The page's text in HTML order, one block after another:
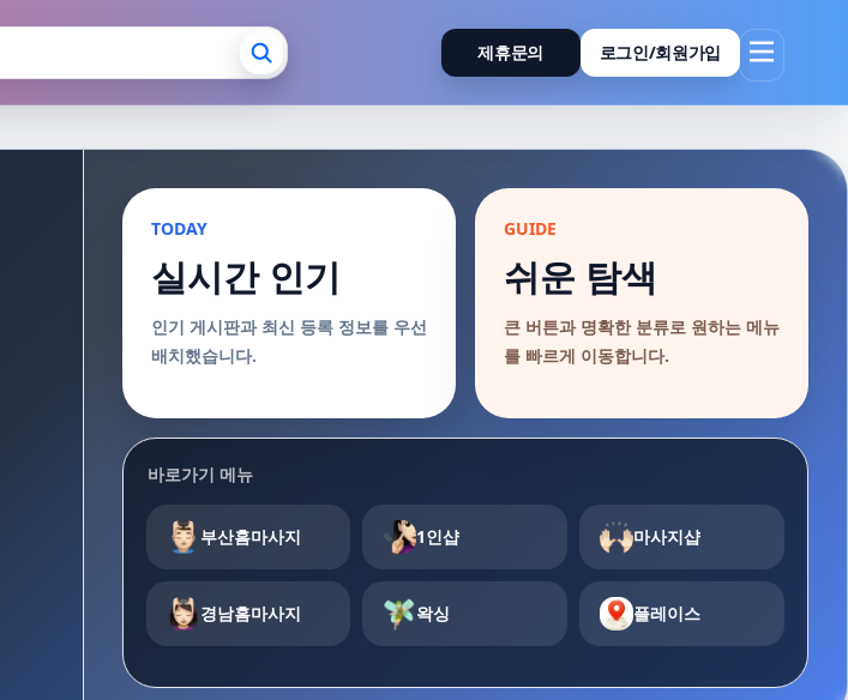
제휴문의 로그인/회원가입
TODAY
실시간 인기
인기 게시판과 최신 등록 정보를 우선
배치했습니다.
GUIDE
쉬운 탐색
큰 버튼과 명확한 분류로 원하는 메뉴
를 빠르게 이동합니다.
바로가기 메뉴
부산홈마사지 1인샵 마사지샵
경남홈마사지 왁싱 플레이스